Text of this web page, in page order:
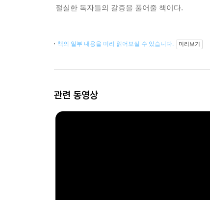
절실한 독자들의 갈증을 풀어줄 책이다.
책의 일부 내용을 미리 읽어보실 수 있습니다. 미리보기
관련 동영상